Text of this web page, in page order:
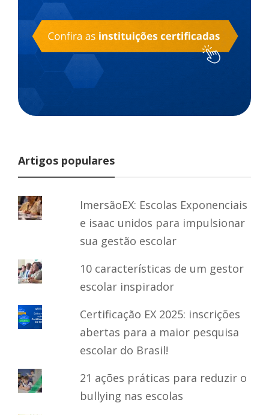
Artigos populares
ImersãoEX: Escolas Exponenciais
e isaac unidos para impulsionar
sua gestão escolar
10 características de um gestor
escolar inspirador
Certificação EX 2025: inscrições
abertas para a maior pesquisa
escolar do Brasil!
21 ações práticas para reduzir o
bullying nas escolas